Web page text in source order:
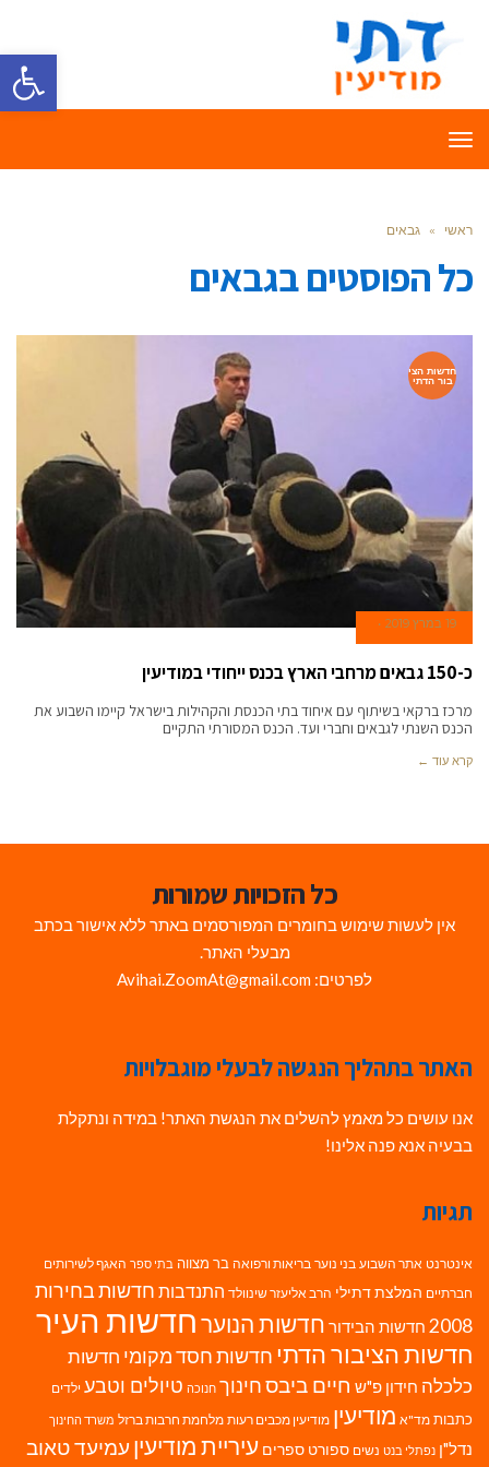
פתח
תפריט
ראשי » גבאים
כל הפוסטים בגבאים
חדשות הצי
בור הדתי
19 במרץ 2019
כ-150 גבאים מרחבי הארץ בכנס ייחודי במודיעין
מרכז ברקאי בשיתוף עם איחוד בתי הכנסת והקהילות בישראל קיימו השבוע את
הכנס השנתי לגבאים וחברי ועד. הכנס המסורתי התקיים
קרא עוד ←
כל הזכויות שמורות
אין לעשות שימוש בחומרים המפורסמים באתר ללא אישור בכתב
מבעלי האתר.
לפרטים: Avihai.ZoomAt@gmail.com
האתר בתהליך הנגשה לבעלי מוגבלויות
אנו עושים כל מאמץ להשלים את הנגשת האתר! במידה ונתקלת
בבעיה אנא פנה אלינו!
תגיות
אינטרנט אתר השבוע בני נוער בריאות ורפואה בר מצווה בתי ספר האגף לשירותים
חברתיים המלצת דתילי הרב אליעזר שינוולד התנדבות חדשות בחירות
2008 חדשות הבידור חדשות הנוערחדשות העיר
חדשות הציבור הדתי חדשות חסד מקומי חדשות
כלכלה חידון פ"ש חיים ביבסחינוך חנוכה טיולים וטבע ילדים
כתבות מד"א מודיעין מודיעין מכבים רעות מלחמת חרבות ברזל משרד החינוך
נדל"ן נפתלי בנט נשים ספורט ספרים עיריית מודיעין עמיעד טאוב